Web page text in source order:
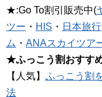
★:Go To割引販売中(
ツー ・ HIS ・ 日本旅行
ム ・ ANAスカイツア
★ふっこう割おすす
【人気】 ふっこう割
法